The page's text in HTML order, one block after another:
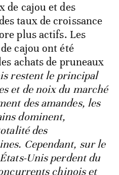
de cajou et des
taux de croissance
plus actifs. Les
cajou ont été
achats de pruneaux
restent le principal
et de noix du marché
des amandes, les
dominent,
des
Cependant, sur le
Unis perdent du
chinois et